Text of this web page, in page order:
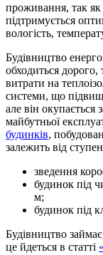
проживання, так
підтримується
вологість,
Будівництво
обходиться дорого,
витрати на
системи, що
але він окупається
майбутньої
будинків,
залежить від
зведення
будинок під
м;
будинок під
Будівництво
це йдеться в статті